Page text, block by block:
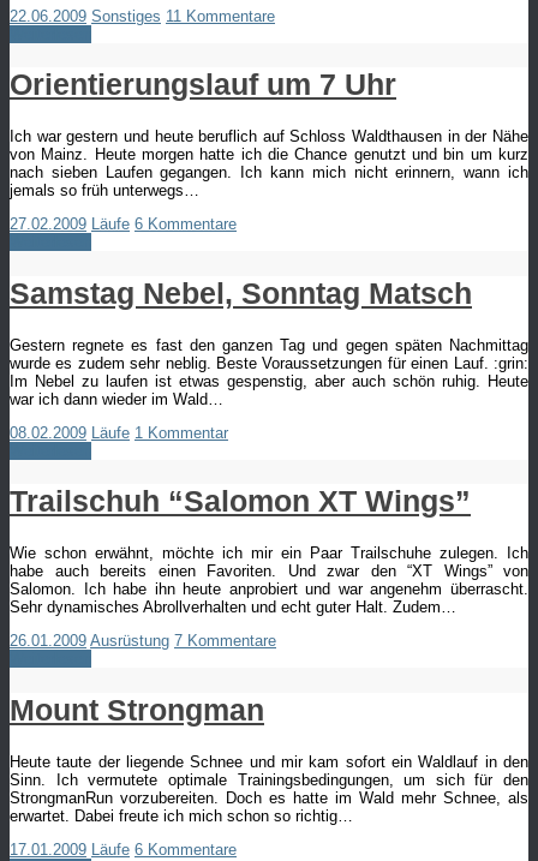
22.06.2009 Sonstiges 11 Kommentare
Orientierungslauf um 7 Uhr
Ich war gestern und heute beruflich auf Schloss Waldthausen in der Nähe
von Mainz. Heute morgen hatte ich die Chance genutzt und bin um kurz
nach sieben Laufen gegangen. Ich kann mich nicht erinnern, wann ich
jemals so früh unterwegs…
27.02.2009 Läufe 6 Kommentare
Samstag Nebel, Sonntag Matsch
Gestern regnete es fast den ganzen Tag und gegen späten Nachmittag
wurde es zudem sehr neblig. Beste Voraussetzungen für einen Lauf. :grin:
Im Nebel zu laufen ist etwas gespenstig, aber auch schön ruhig. Heute
war ich dann wieder im Wald…
08.02.2009 Läufe 1 Kommentar
Trailschuh “Salomon XT Wings”
Wie schon erwähnt, möchte ich mir ein Paar Trailschuhe zulegen. Ich
habe auch bereits einen Favoriten. Und zwar den “XT Wings” von
Salomon. Ich habe ihn heute anprobiert und war angenehm überrascht.
Sehr dynamisches Abrollverhalten und echt guter Halt. Zudem…
26.01.2009 Ausrüstung 7 Kommentare
Mount Strongman
Heute taute der liegende Schnee und mir kam sofort ein Waldlauf in den
Sinn. Ich vermutete optimale Trainingsbedingungen, um sich für den
StrongmanRun vorzubereiten. Doch es hatte im Wald mehr Schnee, als
erwartet. Dabei freute ich mich schon so richtig…
17.01.2009 Läufe 6 Kommentare